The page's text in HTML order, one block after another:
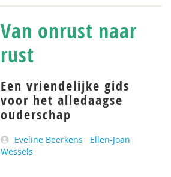
Van onrust naar
rust
Een vriendelijke gids
voor het alledaagse
ouderschap
Eveline Beerkens
Ellen-Joan
Wessels